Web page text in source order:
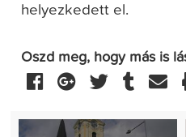
helyezkedett el.
Oszd meg, hogy más is